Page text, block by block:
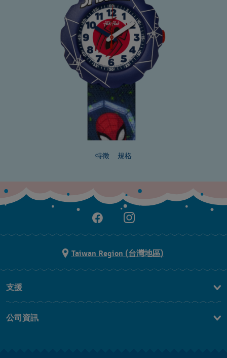
特徵 規格
Taiwan Region (台灣地區)
支援
常見問題解答
公司資訊